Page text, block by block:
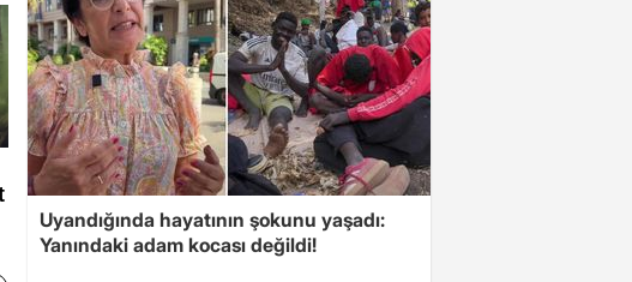
Uyandığında hayatının şokunu yaşadı:
Yanındaki adam kocası değildi!